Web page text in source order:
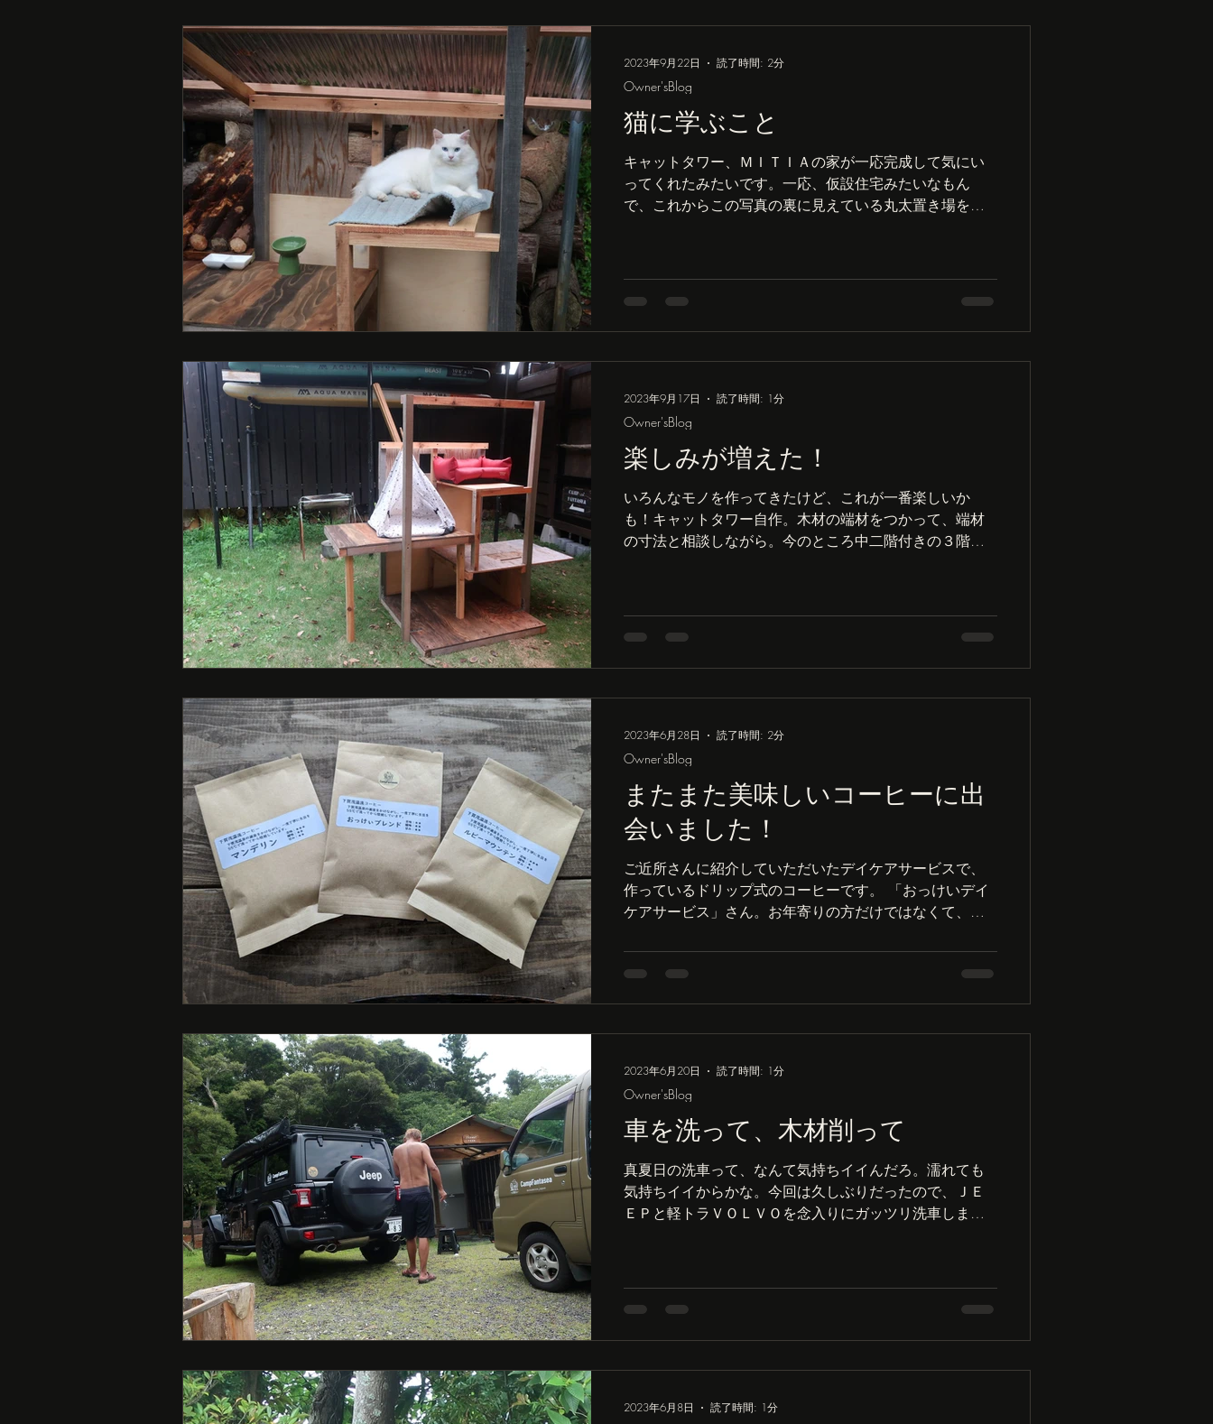
猫に学ぶこと
キャットタワー、ＭＩＴＩＡの家が一応完成して気にい
ってくれたみたいです。一応、仮設住宅みたいなもん
で、これからこの写真の裏に見えている丸太置き場を移
Owner'sBlog
2023年9月22日 読了時間: 2分
楽しみが増えた！
いろんなモノを作ってきたけど、これが一番楽しいか
も！キャットタワー自作。木材の端材をつかって、端材
の寸法と相談しながら。今のところ中二階付きの３階建
Owner'sBlog
2023年9月17日 読了時間: 1分
またまた美味しいコーヒーに出
会いました！
ご近所さんに紹介していただいたデイケアサービスで、
作っているドリップ式のコーヒーです。 「おっけいデイ
ケアサービス」さん。お年寄りの方だけではなくて、赤
なアットホームであたたかい雰囲気の中、気持ちよく過
ごしていただくことがコ...
Owner'sBlog
2023年6月28日 読了時間: 2分
車を洗って、木材削って
真夏日の洗車って、なんて気持ちイイんだろ。濡れても
気持ちイイからかな。今回は久しぶりだったので、ＪＥ
ＥＰと軽トラＶＯＬＶＯを念入りにガッツリ洗車しまし
Owner'sBlog
2023年6月20日 読了時間: 1分
2023年6月8日 読了時間: 1分